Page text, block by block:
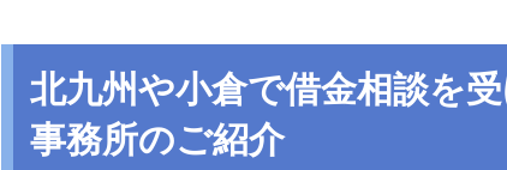
北九州や小倉で借金相談を
事務所のご紹介